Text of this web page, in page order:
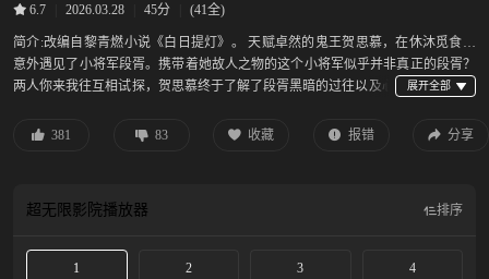
6.7 2026.03.28 45分 (41全)
简介:改编自黎青燃小说《白日提灯》。 天赋卓然的鬼王贺思慕，在休沐觅食时
意外遇见了小将军段胥。携带着她故人之物的这个小将军似乎并非真正的段胥？
两人你来我往互相试探，贺思慕终于了解了段胥黑暗的过往以及心
仍是少女的恶鬼，以爱意抵抗时间洪流。
381 83 收藏 报错 分享
超无限影院播放器 排序
1 2 3 4